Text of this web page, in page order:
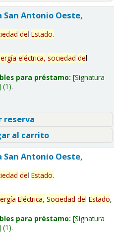
Antonio Oeste,
del Estado.
eléctrica, sociedad del
para préstamo: Signatura
(1).
reserva
al carrito
Antonio Oeste,
del Estado.
Eléctrica, Sociedad del Estado,
para préstamo: Signatura
(1).